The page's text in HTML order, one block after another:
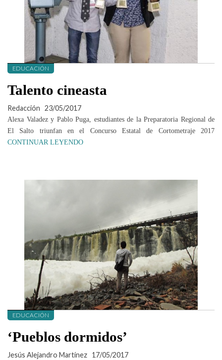
EDUCACIÓN
Talento cineasta
Redacción 23/05/2017
Alexa Valadez y Pablo Puga, estudiantes de la Preparatoria Regional de
El Salto triunfan en el Concurso Estatal de Cortometraje 2017
CONTINUAR LEYENDO
EDUCACIÓN
‘Pueblos dormidos’
Jesús Alejandro Martínez 17/05/2017